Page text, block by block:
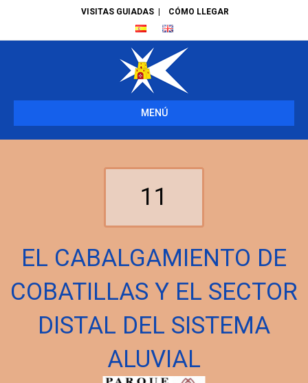
VISITAS GUIADAS CÓMO LLEGAR
MENÚ
11
EL CABALGAMIENTO DE
COBATILLAS Y EL SECTOR
DISTAL DEL SISTEMA
ALUVIAL